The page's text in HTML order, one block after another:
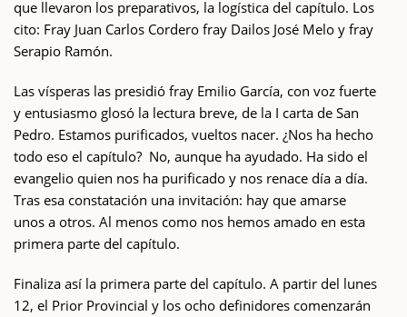
que llevaron los preparativos, la logística del capítulo. Los
cito: Fray Juan Carlos Cordero fray Dailos José Melo y fray
Serapio Ramón.
Las vísperas las presidió fray Emilio García, con voz fuerte
y entusiasmo glosó la lectura breve, de la I carta de San
Pedro. Estamos purificados, vueltos nacer. ¿Nos ha hecho
todo eso el capítulo? No, aunque ha ayudado. Ha sido el
evangelio quien nos ha purificado y nos renace día a día.
Tras esa constatación una invitación: hay que amarse
unos a otros. Al menos como nos hemos amado en esta
primera parte del capítulo.
Finaliza así la primera parte del capítulo. A partir del lunes
12, el Prior Provincial y los ocho definidores comenzarán